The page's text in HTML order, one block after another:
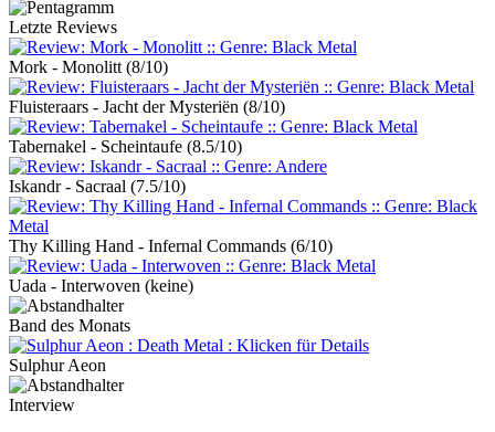
Letzte Reviews
Mork - Monolitt (8/10)
Fluisteraars - Jacht der Mysteriën (8/10)
Tabernakel - Scheintaufe (8.5/10)
Iskandr - Sacraal (7.5/10)
Thy Killing Hand - Infernal Commands (6/10)
Uada - Interwoven (keine)
Band des Monats
Sulphur Aeon
Interview